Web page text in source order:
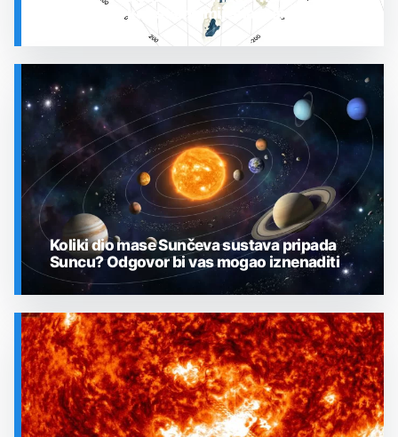
SVEMIR
otkrila plin koji stalno mijenja stanje
SVEMIR
Koliki dio mase Sunčeva sustava pripada
Suncu? Odgovor bi vas mogao iznenaditi